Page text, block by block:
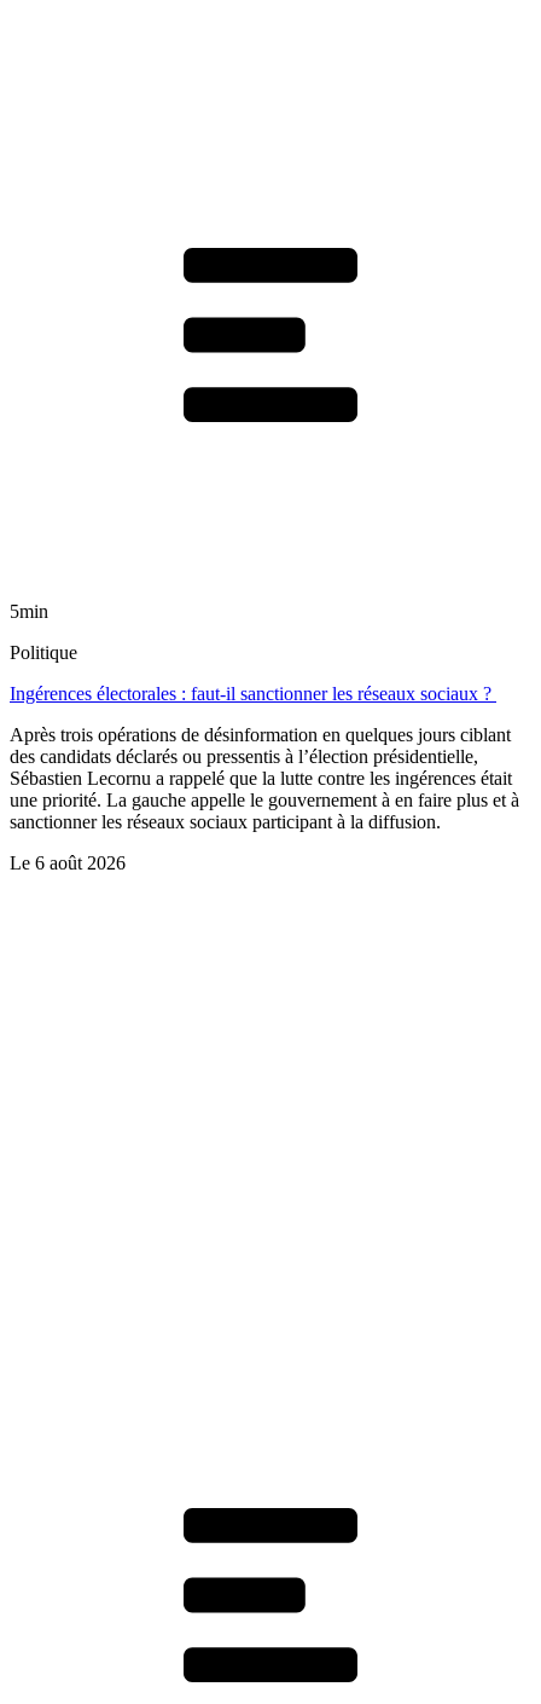
5min
Politique
Ingérences électorales : faut-il sanctionner les réseaux sociaux ?
Après trois opérations de désinformation en quelques jours ciblant
des candidats déclarés ou pressentis à l’élection présidentielle,
Sébastien Lecornu a rappelé que la lutte contre les ingérences était
une priorité. La gauche appelle le gouvernement à en faire plus et à
sanctionner les réseaux sociaux participant à la diffusion.
Le 6 août 2026